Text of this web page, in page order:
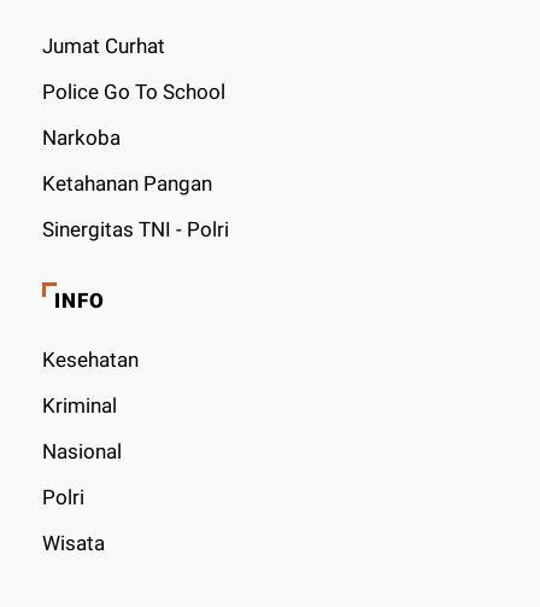
Jumat Curhat
Police Go To School
Narkoba
Ketahanan Pangan
Sinergitas TNI - Polri
INFO
Kesehatan
Kriminal
Nasional
Polri
Wisata